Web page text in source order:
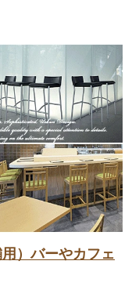
）バーやカフェ